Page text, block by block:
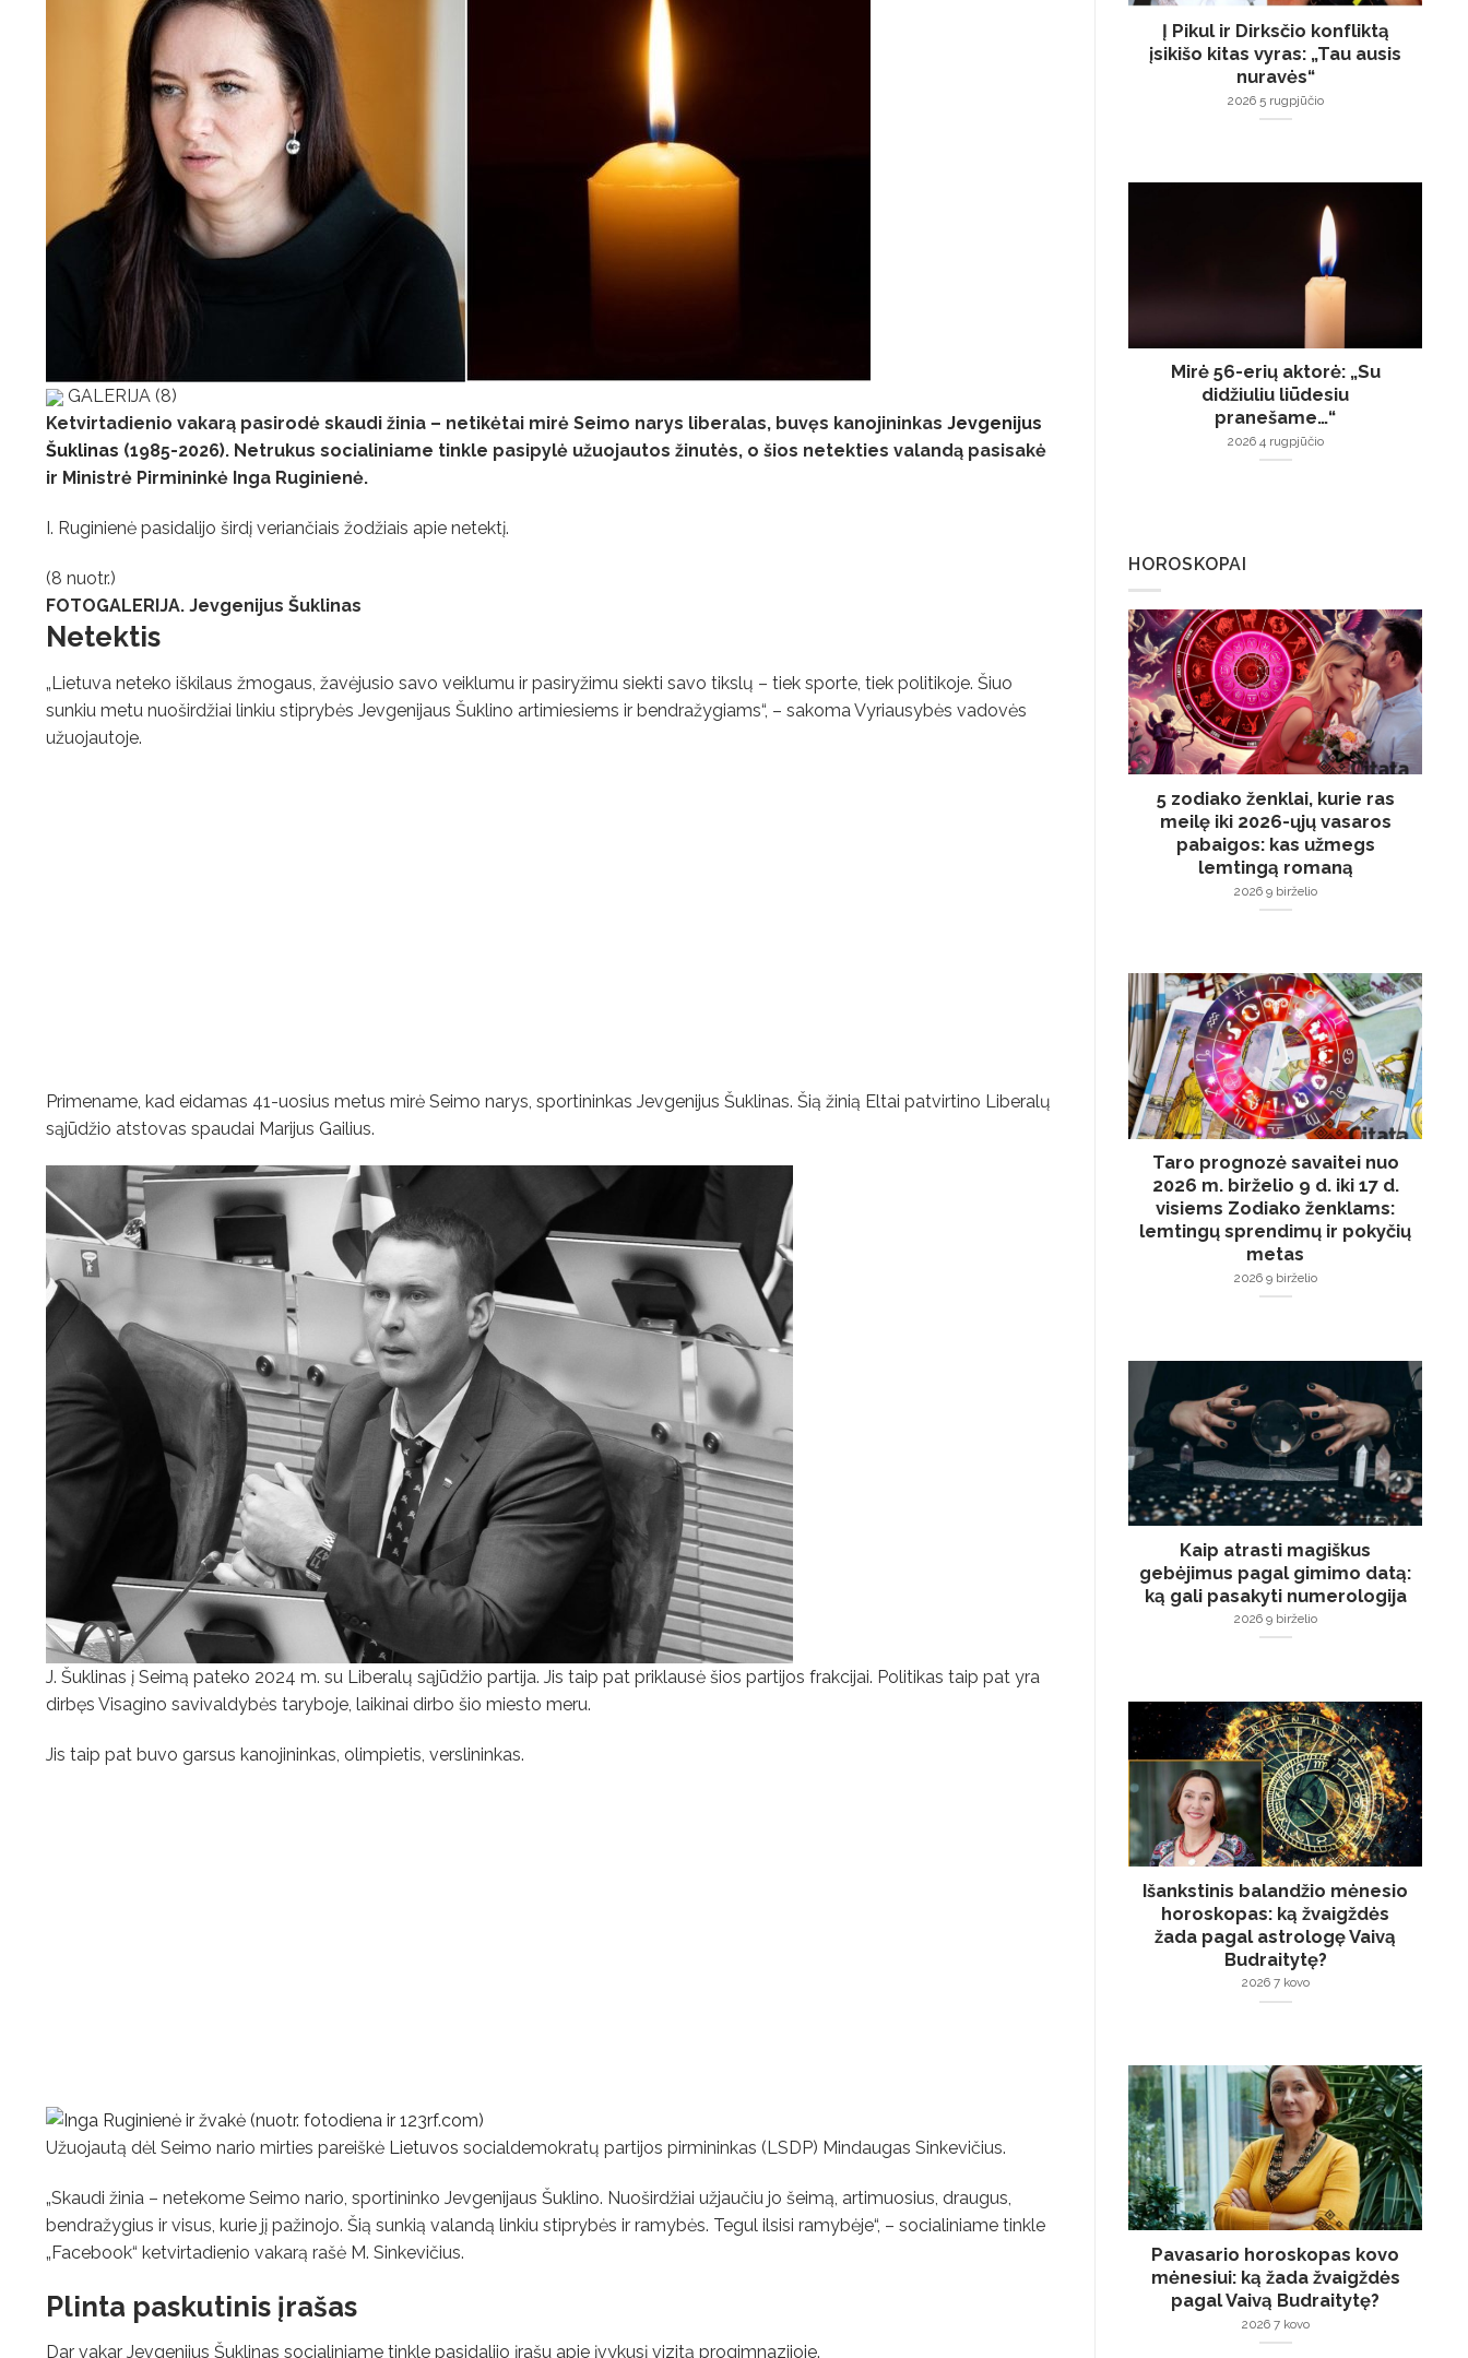
GALERIJA (8)
Ketvirtadienio vakarą pasirodė skaudi žinia – netikėtai mirė Seimo narys liberalas, buvęs kanojininkas Jevgenijus
Šuklinas (1985-2026). Netrukus socialiniame tinkle pasipylė užuojautos žinutės, o šios netekties valandą pasisakė
ir Ministrė Pirmininkė Inga Ruginienė.
I. Ruginienė pasidalijo širdį veriančiais žodžiais apie netektį.
(8 nuotr.)
FOTOGALERIJA. Jevgenijus Šuklinas
Netektis
„Lietuva neteko iškilaus žmogaus, žavėjusio savo veiklumu ir pasiryžimu siekti savo tikslų – tiek sporte, tiek politikoje. Šiuo
sunkiu metu nuoširdžiai linkiu stiprybės Jevgenijaus Šuklino artimiesiems ir bendražygiams“, – sakoma Vyriausybės vadovės
užuojautoje.
Primename, kad eidamas 41-uosius metus mirė Seimo narys, sportininkas Jevgenijus Šuklinas. Šią žinią Eltai patvirtino Liberalų
sąjūdžio atstovas spaudai Marijus Gailius.
J. Šuklinas į Seimą pateko 2024 m. su Liberalų sąjūdžio partija. Jis taip pat priklausė šios partijos frakcijai. Politikas taip pat yra
dirbęs Visagino savivaldybės taryboje, laikinai dirbo šio miesto meru.
Jis taip pat buvo garsus kanojininkas, olimpietis, verslininkas.
Užuojautą dėl Seimo nario mirties pareiškė Lietuvos socialdemokratų partijos pirmininkas (LSDP) Mindaugas Sinkevičius.
„Skaudi žinia – netekome Seimo nario, sportininko Jevgenijaus Šuklino. Nuoširdžiai užjaučiu jo šeimą, artimuosius, draugus,
bendražygius ir visus, kurie jį pažinojo. Šią sunkią valandą linkiu stiprybės ir ramybės. Tegul ilsisi ramybėje“, – socialiniame tinkle
„Facebook“ ketvirtadienio vakarą rašė M. Sinkevičius.
Plinta paskutinis įrašas
Dar vakar Jevgenijus Šuklinas socialiniame tinkle pasidalijo įrašu apie įvykusį vizitą progimnazijoje.
Į Pikul ir Dirksčio konfliktą
įsikišo kitas vyras: „Tau ausis
nuravės“
2026 5 rugpjūčio
Mirė 56-erių aktorė: „Su
didžiuliu liūdesiu
pranešame…“
2026 4 rugpjūčio
HOROSKOPAI
5 zodiako ženklai, kurie ras
meilę iki 2026-ųjų vasaros
pabaigos: kas užmegs
lemtingą romaną
2026 9 birželio
Taro prognozė savaitei nuo
2026 m. birželio 9 d. iki 17 d.
visiems Zodiako ženklams:
lemtingų sprendimų ir pokyčių
metas
2026 9 birželio
Kaip atrasti magiškus
gebėjimus pagal gimimo datą:
ką gali pasakyti numerologija
2026 9 birželio
Išankstinis balandžio mėnesio
horoskopas: ką žvaigždės
žada pagal astrologę Vaivą
Budraitytę?
2026 7 kovo
Pavasario horoskopas kovo
mėnesiui: ką žada žvaigždės
pagal Vaivą Budraitytę?
2026 7 kovo